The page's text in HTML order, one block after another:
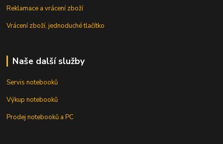
Reklamace a vrácení zboží
Vrácení zboží, jednoduché tlačítko
Naše další služby
Servis notebooků
Výkup notebooků
Prodej notebooků a PC